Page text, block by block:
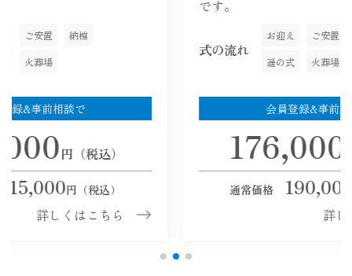
176,000 円（税込）
通常価格 190,000円（税込）